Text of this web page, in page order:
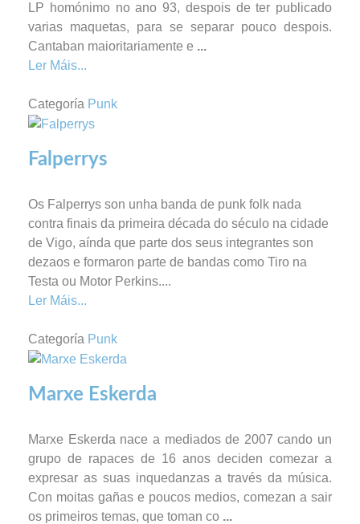
LP homónimo no ano 93, despois de ter publicado
varias maquetas, para se separar pouco despois.
Cantaban maioritariamente e ...
Ler Máis...
Categoría Punk
Falperrys
Os Falperrys son unha banda de punk folk nada
contra finais da primeira década do século na cidade
de Vigo, aínda que parte dos seus integrantes son
dezaos e formaron parte de bandas como Tiro na
Testa ou Motor Perkins....
Ler Máis...
Categoría Punk
Marxe Eskerda
Marxe Eskerda nace a mediados de 2007 cando un
grupo de rapaces de 16 anos deciden comezar a
expresar as suas inquedanzas a través da música.
Con moitas gañas e poucos medios, comezan a sair
os primeiros temas, que toman co ...